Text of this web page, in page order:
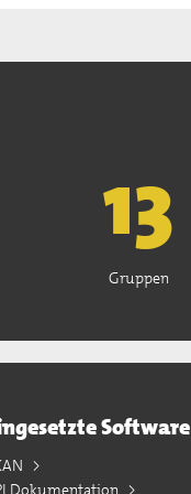
13
Gruppen
Software
Dokumentation